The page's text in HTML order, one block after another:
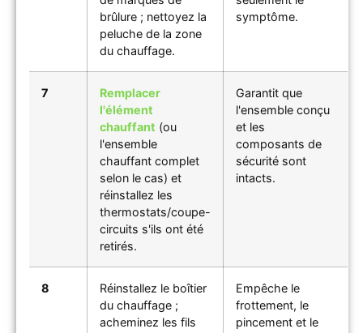
brûlure ; nettoyez la
peluche de la zone
du chauffage.
symptôme.
7
Remplacer
l'élément
chauffant (ou
l'ensemble
chauffant complet
selon le cas) et
réinstallez les
thermostats/coupe-
circuits s'ils ont été
retirés.
Garantit que
l'ensemble conçu
et les
composants de
sécurité sont
intacts.
8
Réinstallez le boîtier
du chauffage ;
acheminez les fils
Empêche le
frottement, le
pincement et le